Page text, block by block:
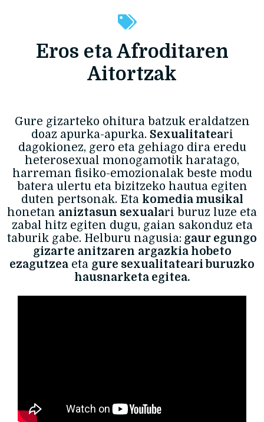
Eros eta Afroditaren
Aitortzak
Gure gizarteko ohitura batzuk eraldatzen
doaz apurka-apurka. Sexualitateari
dagokionez, gero eta gehiago dira eredu
heterosexual monogamotik haratago,
harreman fisiko-emozionalak beste modu
batera ulertu eta bizitzeko hautua egiten
duten pertsonak. Eta komedia musikal
honetan aniztasun sexualari buruz luze eta
zabal hitz egiten dugu, gaian sakonduz eta
taburik gabe. Helburu nagusia: gaur egungo
gizarte anitzaren argazkia hobeto
ezagutzea eta gure sexualitateari buruzko
hausnarketa egitea.